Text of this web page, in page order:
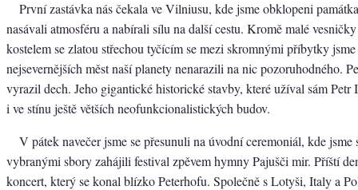
První zastávka nás čekala ve Vilniusu, kde jsme obklopeni
nasávali atmosféru a nabírali sílu na další cestu. Kromě malé
kostelem se zlatou střechou tyčícím se mezi skromnými příbytky
nejsevernějších měst naší planety nenarazili na nic pozoruhodného.
vyrazil dech. Jeho gigantické historické stavby, které užíval sám
i ve stínu ještě větších neofunkcionalistických budov.
V pátek navečer jsme se přesunuli na úvodní ceremoniál, kde
vybranými sbory zahájili festival zpěvem hymny Pajušči mir. Příští
koncert, který se konal blízko Peterhofu. Společně s Lotyši, Italy a